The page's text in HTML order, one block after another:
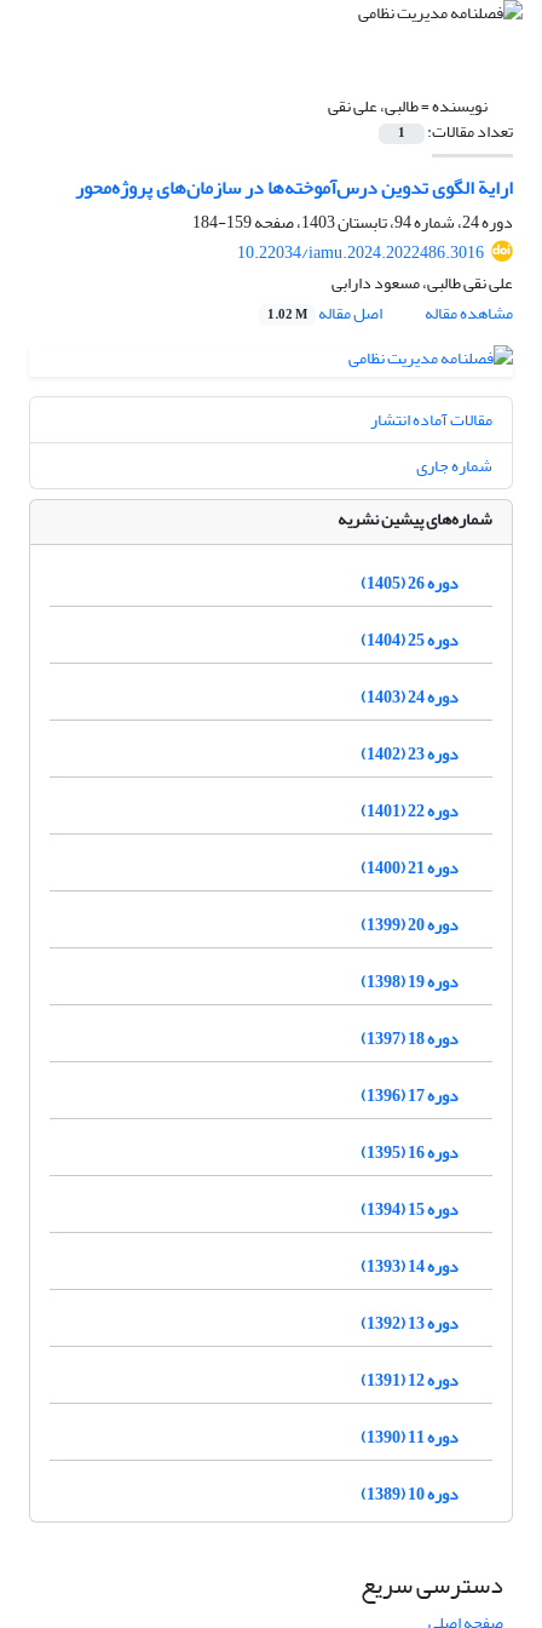
نویسنده =طالبی، علی نقی
تعداد مقالات: 1
ارایة الگوی تدوین درس‌آموخته‌ها در سازمان‌های پروژه‌محور
دوره 24، شماره 94، تابستان 1403، صفحه
159-184
10.22034/iamu.2024.2022486.3016
علی نقی طالبی، مسعود دارابی
مشاهده مقاله
اصل مقاله 1.02 M
مقالات آماده انتشار
شماره جاری
شماره‌های پیشین نشریه
دوره 26 (1405)
دوره 25 (1404)
دوره 24 (1403)
دوره 23 (1402)
دوره 22 (1401)
دوره 21 (1400)
دوره 20 (1399)
دوره 19 (1398)
دوره 18 (1397)
دوره 17 (1396)
دوره 16 (1395)
دوره 15 (1394)
دوره 14 (1393)
دوره 13 (1392)
دوره 12 (1391)
دوره 11 (1390)
دوره 10 (1389)
دسترسی سریع